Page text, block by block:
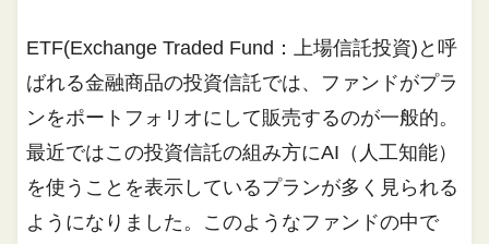
ETF(Exchange Traded Fund：上場信託投資)と呼
ばれる金融商品の投資信託では、ファンドがプラ
ンをポートフォリオにして販売するのが一般的。
最近ではこの投資信託の組み方にAI（人工知能）
を使うことを表示しているプランが多く見られる
ようになりました。このようなファンドの中で